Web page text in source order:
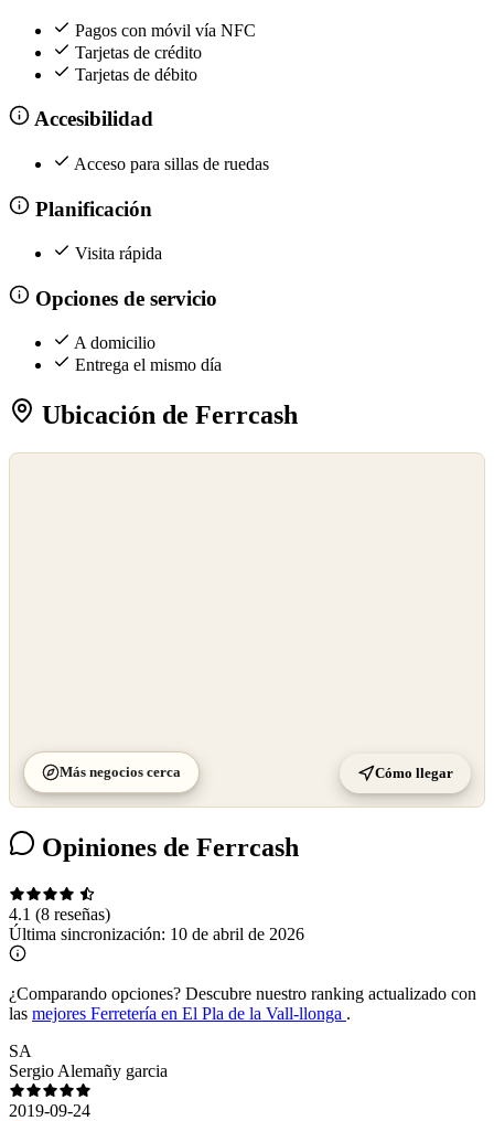
Pagos con móvil vía NFC
Tarjetas de crédito
Tarjetas de débito
Accesibilidad
Acceso para sillas de ruedas
Planificación
Visita rápida
Opciones de servicio
A domicilio
Entrega el mismo día
Ubicación de Ferrcash
Más negocios cerca Cómo llegar
Opiniones de Ferrcash
4.1 (8 reseñas)
Última sincronización: 10 de abril de 2026
¿Comparando opciones? Descubre nuestro ranking actualizado con
las mejores Ferretería en El Pla de la Vall-llonga .
SA
Sergio Alemañy garcia
2019-09-24